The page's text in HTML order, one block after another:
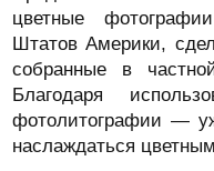
цветные
Штатов Америки,
собранные в
Благодаря
фотолитографии —
наслаждаться